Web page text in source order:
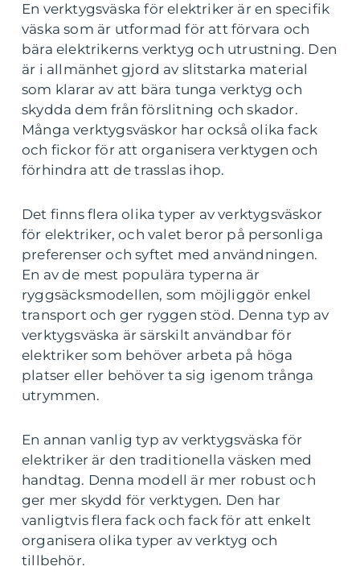
En verktygsväska för elektriker är en specifik
väska som är utformad för att förvara och
bära elektrikerns verktyg och utrustning. Den
är i allmänhet gjord av slitstarka material
som klarar av att bära tunga verktyg och
skydda dem från förslitning och skador.
Många verktygsväskor har också olika fack
och fickor för att organisera verktygen och
förhindra att de trasslas ihop.
Det finns flera olika typer av verktygsväskor
för elektriker, och valet beror på personliga
preferenser och syftet med användningen.
En av de mest populära typerna är
ryggsäcksmodellen, som möjliggör enkel
transport och ger ryggen stöd. Denna typ av
verktygsväska är särskilt användbar för
elektriker som behöver arbeta på höga
platser eller behöver ta sig igenom trånga
utrymmen.
En annan vanlig typ av verktygsväska för
elektriker är den traditionella väsken med
handtag. Denna modell är mer robust och
ger mer skydd för verktygen. Den har
vanligtvis flera fack och fack för att enkelt
organisera olika typer av verktyg och
tillbehör.